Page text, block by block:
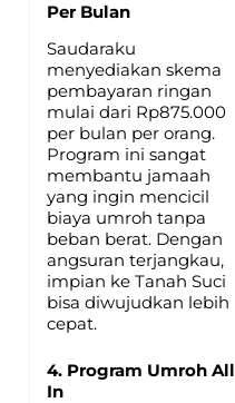
Per Bulan
Saudaraku
menyediakan skema
pembayaran ringan
mulai dari Rp875.000
per bulan per orang.
Program ini sangat
membantu jamaah
yang ingin mencicil
biaya umroh tanpa
beban berat. Dengan
angsuran terjangkau,
impian ke Tanah Suci
bisa diwujudkan lebih
cepat.
4. Program Umroh All
In